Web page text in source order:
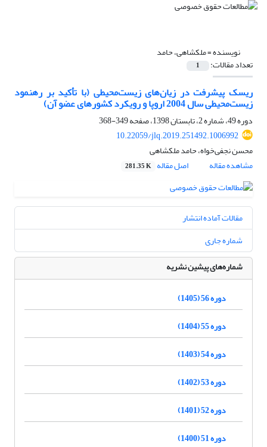
نویسنده =ملکشاهی، حامد
تعداد مقالات: 1
ریسک پیشرفت در زیان‌های زیست‌محیطی (با تأکید بر رهنمود
زیست‌محیطی سال 2004 اروپا و رویکرد کشورهای عضو آن)
دوره 49، شماره 2، تابستان 1398، صفحه
349-368
10.22059/jlq.2019.251492.1006992
محسن نجفی‌خواه، حامد ملکشاهی
مشاهده مقاله
اصل مقاله 281.35 K
مقالات آماده انتشار
شماره جاری
شماره‌های پیشین نشریه
دوره 56 (1405)
دوره 55 (1404)
دوره 54 (1403)
دوره 53 (1402)
دوره 52 (1401)
دوره 51 (1400)